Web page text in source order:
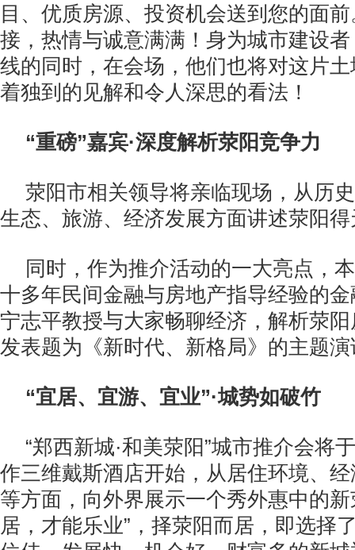
目、优质房源、投资机会送到您的面
接，热情与诚意满满！身为城市建设
线的同时，在会场，他们也将对这片
着独到的见解和令人深思的看法！
“重磅”嘉宾·深度解析荥阳竞争力
荥阳市相关领导将亲临现场，从历
生态、旅游、经济发展方面讲述荥阳
同时，作为推介活动的一大亮点，
十多年民间金融与房地产指导经验的
宁志平教授与大家畅聊经济，解析荥
发表题为《新时代、新格局》的主题
“宜居、宜游、宜业”·城势如破竹
“郑西新城·和美荥阳”城市推介会将
作三维戴斯酒店开始，从居住环境、
等方面，向外界展示一个秀外惠中的
居，才能乐业”，择荥阳而居，即选择